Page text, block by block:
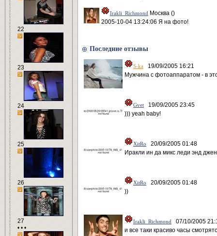
22
23
24
25
26
27
• • •
Irakli_Richmond Москва ()
2005-10-04 13:24:06 Я на фото!
Последние отзывы
S-ka 19/09/2005 16:21
Мужчина с фотоаппаратом - в
Gvet 19/09/2005 23:45
))) yeah baby!
XitRo
20/09/2005 01:48
Иракли ин да микс леди энд
XitRo
20/09/2005 01:48
))
Irakli_Richmond
07/10/2005
и все таки красиво часы